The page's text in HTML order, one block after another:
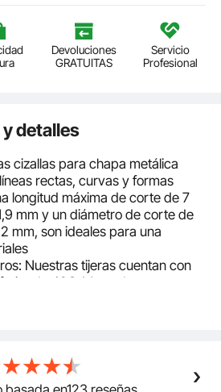
Devoluciones
GRATUITAS
Servicio
Profesional
detalles
cizallas para chapa metálica
rectas, curvas y formas
longitud máxima de corte de 7
mm y un diámetro de corte de
mm, son ideales para una
Nuestras tijeras cuentan con
de 42CrMo, todas con
HRC52-54, lo que permite cortes
fiable y duradero
separación de la hoja de sierra: